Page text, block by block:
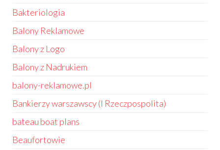
Bakteriologia
Balony Reklamowe
Balony z Logo
Balony z Nadrukiem
balony-reklamowe.pl
Bankierzy warszawscy (I Rzeczpospolita)
bateau boat plans
Beaufortowie